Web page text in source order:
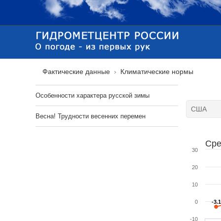
Фактические данные Климатические нормы
-3.1
-3.1
-10
0
10
20
30
Особенности характера русской зимы
Весна! Трудности весенних перемен